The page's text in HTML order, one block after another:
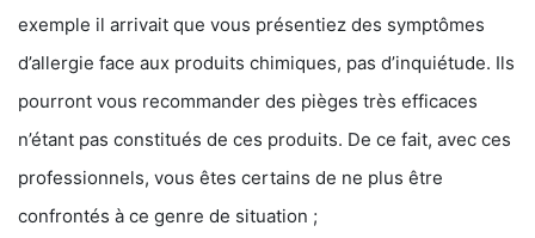
exemple il arrivait que vous présentiez des symptômes
d’allergie face aux produits chimiques, pas d’inquiétude. Ils
pourront vous recommander des pièges très efficaces
n’étant pas constitués de ces produits. De ce fait, avec ces
professionnels, vous êtes certains de ne plus être
confrontés à ce genre de situation ;